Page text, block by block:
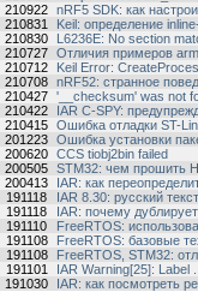
210922 nRF5 SDK: как
210831
Keil: определение
210830
L6236E: No section
210727 Отличия примеров
210712
Keil Error:
210708 nRF52: странное
210427 '__checksum' was not
210422
IAR C-SPY:
210415 Ошибка отладки ST-
201223 Ошибка установки
200620 CCS tiobj2bin failed
200505 STM32: чем прошить
200413
IAR: как
191118
IAR 8.30: русский
191118
IAR: почему
191110
FreeRTOS:
191108
FreeRTOS: базовые
191108
FreeRTOS, STM32:
191101
IAR Warning[25]: Label
191030
IAR: как посмотреть